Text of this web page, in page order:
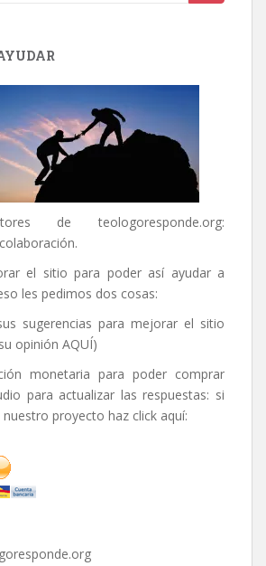
de teologoresponde.org:
el sitio para poder así ayudar a
les pedimos dos cosas:
sugerencias para mejorar el sitio
opinión AQUÍ)
monetaria para poder comprar
para actualizar las respuestas: si
proyecto haz click aquí: